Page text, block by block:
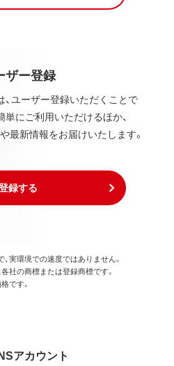
ザー登録
ユーザー登録いただくことで
にご利用いただけるほか、
最新情報をお届けいたします。
録する
実環境での速度ではありません。
社の商標または登録商標です。
です。
アカウント